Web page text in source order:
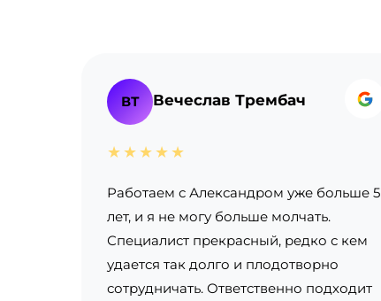
ВТ Вечеслав Трембач
★★★★★
Работаем с Александром уже больше 5
лет, и я не могу больше молчать.
Специалист прекрасный, редко с кем
удается так долго и плодотворно
сотрудничать. Ответственно подходит